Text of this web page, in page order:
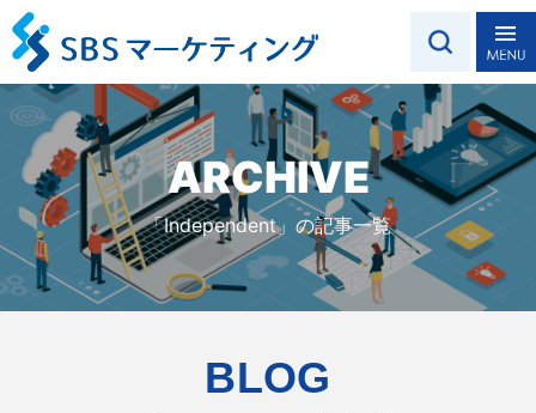
ARCHIVE
「Independent」の記事一覧
BLOG